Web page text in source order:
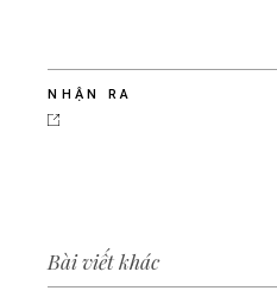
NHẬN RA
Bài viết khác